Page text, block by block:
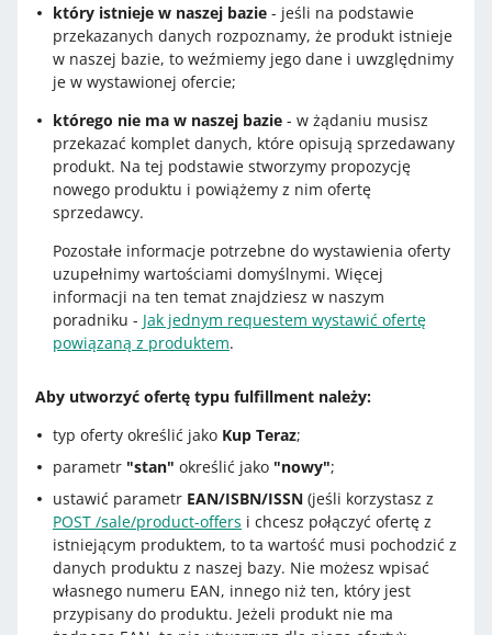
który istnieje w naszej bazie - jeśli na podstawie
przekazanych danych rozpoznamy, że produkt istnieje
w naszej bazie, to weźmiemy jego dane i uwzględnimy
je w wystawionej ofercie;
którego nie ma w naszej bazie - w żądaniu musisz
przekazać komplet danych, które opisują sprzedawany
produkt. Na tej podstawie stworzymy propozycję
nowego produktu i powiążemy z nim ofertę
sprzedawcy.
Pozostałe informacje potrzebne do wystawienia oferty
uzupełnimy wartościami domyślnymi. Więcej
informacji na ten temat znajdziesz w naszym
poradniku - Jak jednym requestem wystawić ofertę
powiązaną z produktem.
Aby utworzyć ofertę typu fulfillment należy:
typ oferty określić jako Kup Teraz;
parametr "stan" określić jako "nowy";
ustawić parametr EAN/ISBN/ISSN (jeśli korzystasz z
POST /sale/product-offers i chcesz połączyć ofertę z
istniejącym produktem, to ta wartość musi pochodzić z
danych produktu z naszej bazy. Nie możesz wpisać
własnego numeru EAN, innego niż ten, który jest
przypisany do produktu. Jeżeli produkt nie ma